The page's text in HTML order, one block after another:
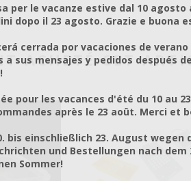
ACHETÉ CET
per le vacanze estive dal 10
dopo il 23 agosto. Grazie e buona
cerrada por vacaciones de
a sus mensajes y pedidos después
pour les vacances d'été du 10 au
après le 23 août. Merci et
bis einschließlich 23. August
und Bestellungen nach
Sommer!